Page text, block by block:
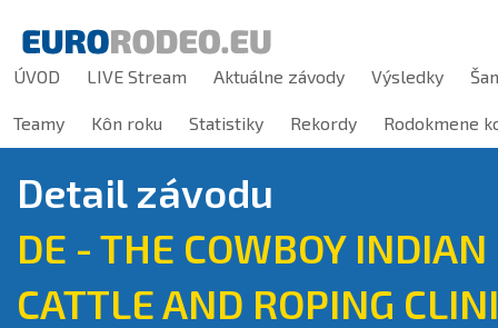
ÚVOD LIVE Stream Aktuálne závody Výsledky
Teamy Kôn roku Statistiky Rekordy Rodokmene
Detail závodu
DE - THE COWBOY
CATTLE AND ROPING